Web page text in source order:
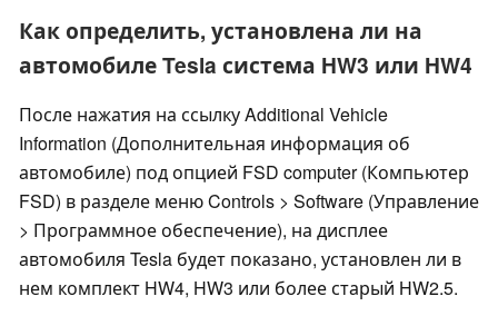
Как определить, установлена ли на
автомобиле Tesla система HW3 или HW4
После нажатия на ссылку Additional Vehicle
Information (Дополнительная информация об
автомобиле) под опцией FSD computer (Компьютер
FSD) в разделе меню Controls > Software (Управление
> Программное обеспечение), на дисплее
автомобиля Tesla будет показано, установлен ли в
нем комплект HW4, HW3 или более старый HW2.5.